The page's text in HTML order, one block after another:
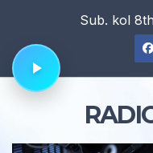
content
Sub. kol